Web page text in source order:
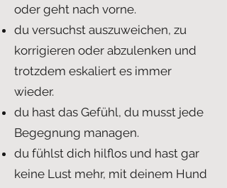
oder geht nach vorne.
du versuchst auszuweichen, zu
korrigieren oder abzulenken und
trotzdem eskaliert es immer
wieder.
du hast das Gefühl, du musst jede
Begegnung managen.
du fühlst dich hilflos und hast gar
keine Lust mehr, mit deinem Hund